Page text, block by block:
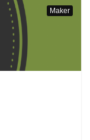
Maker